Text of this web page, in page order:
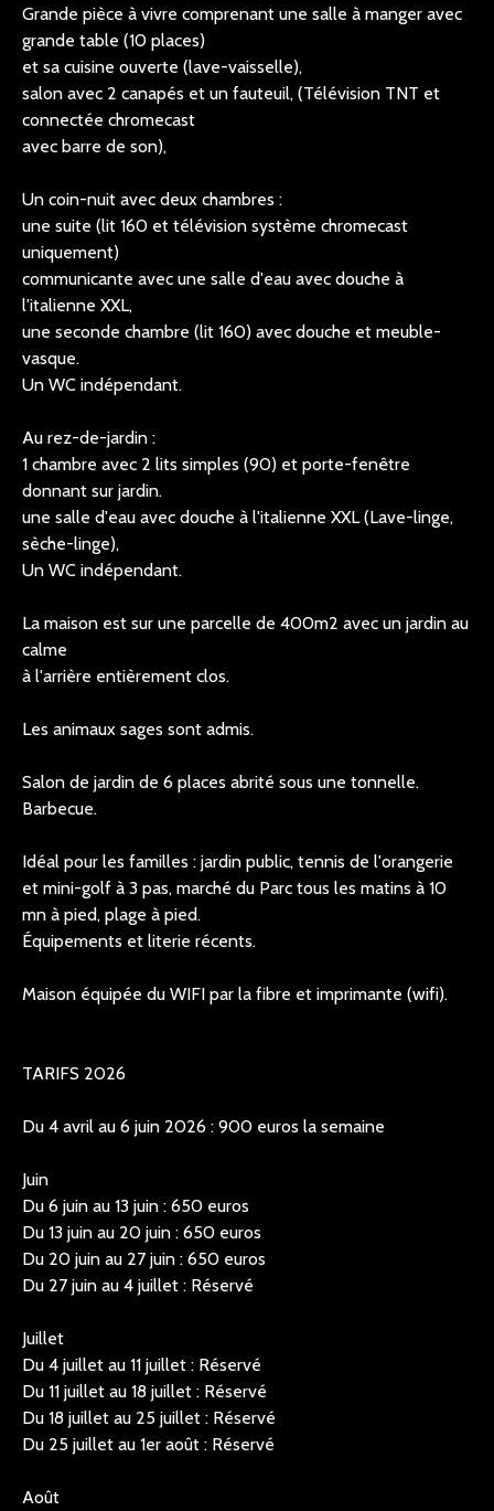
Grande pièce à vivre comprenant une salle à manger avec
grande table (10 places)
et sa cuisine ouverte (lave-vaisselle),
salon avec 2 canapés et un fauteuil, (Télévision TNT et
connectée chromecast
avec barre de son),
Un coin-nuit avec deux chambres :
une suite (lit 160 et télévision système chromecast
uniquement)
communicante avec une salle d'eau avec douche à
l'italienne XXL,
une seconde chambre (lit 160) avec douche et meuble-
vasque.
Un WC indépendant.
Au rez-de-jardin :
1 chambre avec 2 lits simples (90) et porte-fenêtre
donnant sur jardin.
une salle d'eau avec douche à l'italienne XXL (Lave-linge,
sèche-linge),
Un WC indépendant.
La maison est sur une parcelle de 400m2 avec un jardin au
calme
à l'arrière entièrement clos.
Les animaux sages sont admis.
Salon de jardin de 6 places abrité sous une tonnelle.
Barbecue.
Idéal pour les familles : jardin public, tennis de l'orangerie
et mini-golf à 3 pas, marché du Parc tous les matins à 10
mn à pied, plage à pied.
Équipements et literie récents.
Maison équipée du WIFI par la fibre et imprimante (wifi).
TARIFS 2026
Du 4 avril au 6 juin 2026 : 900 euros la semaine
Juin
Du 6 juin au 13 juin : 650 euros
Du 13 juin au 20 juin : 650 euros
Du 20 juin au 27 juin : 650 euros
Du 27 juin au 4 juillet : Réservé
Juillet
Du 4 juillet au 11 juillet : Réservé
Du 11 juillet au 18 juillet : Réservé
Du 18 juillet au 25 juillet : Réservé
Du 25 juillet au 1er août : Réservé
Août